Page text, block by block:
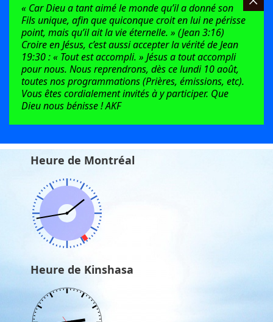
« Car Dieu a tant aimé le monde qu’il a donné son
Fils unique, afin que quiconque croit en lui ne périsse
point, mais qu’il ait la vie éternelle. » (Jean 3:16)
Croire en Jésus, c’est aussi accepter la vérité de Jean
19:30 : « Tout est accompli. » Jésus a tout accompli
pour nous. Nous reprendrons, dès ce lundi 10 août,
toutes nos programmations (Prières, émissions, etc).
Vous êtes cordialement invités à y participer. Que
Dieu nous bénisse ! AKF
Heure de Montréal
Heure de Kinshasa